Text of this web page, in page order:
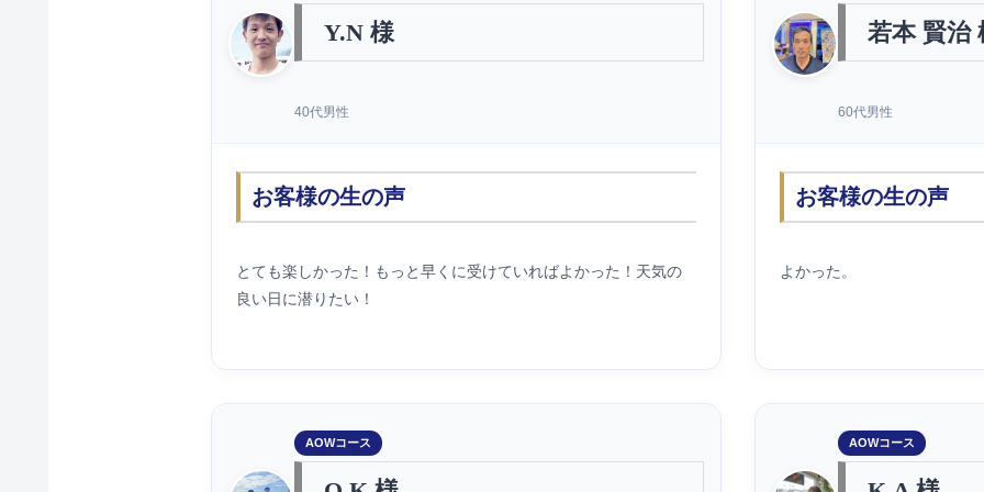
Y.N 様
40代男性
お客様の生の声
とても楽しかった！もっと早くに受けていればよかった！天気の
良い日に潜りたい！
若本 賢治
60代男性
お客様の生の声
よかった。
AOWコース AOWコース